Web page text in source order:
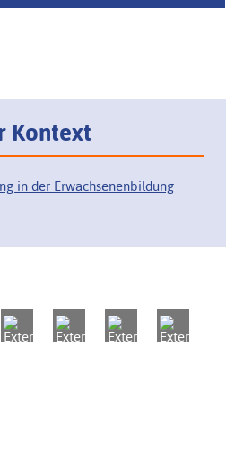
Kontext
in der Erwachsenenbildung